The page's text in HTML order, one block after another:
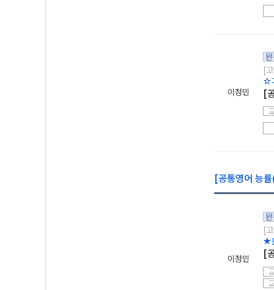
이정민
[
☆
[
[공통영어 능
이정민
[
★
[